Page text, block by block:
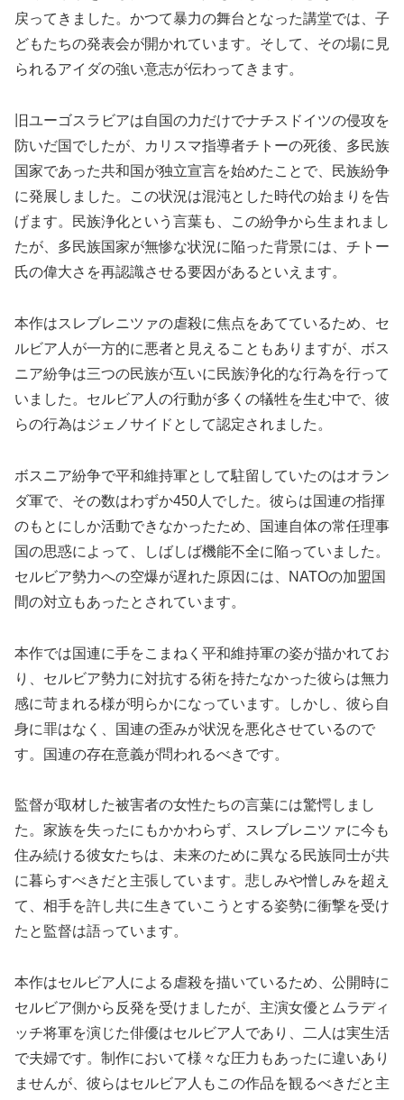
戻ってきました。かつて暴力の舞台となった講堂では、子
どもたちの発表会が開かれています。そして、その場に見
られるアイダの強い意志が伝わってきます。
旧ユーゴスラビアは自国の力だけでナチスドイツの侵攻を
防いだ国でしたが、カリスマ指導者チトーの死後、多民族
国家であった共和国が独立宣言を始めたことで、民族紛争
に発展しました。この状況は混沌とした時代の始まりを告
げます。民族浄化という言葉も、この紛争から生まれまし
たが、多民族国家が無惨な状況に陥った背景には、チトー
氏の偉大さを再認識させる要因があるといえます。
本作はスレブレニツァの虐殺に焦点をあてているため、セ
ルビア人が一方的に悪者と見えることもありますが、ボス
ニア紛争は三つの民族が互いに民族浄化的な行為を行って
いました。セルビア人の行動が多くの犠牲を生む中で、彼
らの行為はジェノサイドとして認定されました。
ボスニア紛争で平和維持軍として駐留していたのはオラン
ダ軍で、その数はわずか450人でした。彼らは国連の指揮
のもとにしか活動できなかったため、国連自体の常任理事
国の思惑によって、しばしば機能不全に陥っていました。
セルビア勢力への空爆が遅れた原因には、NATOの加盟国
間の対立もあったとされています。
本作では国連に手をこまねく平和維持軍の姿が描かれてお
り、セルビア勢力に対抗する術を持たなかった彼らは無力
感に苛まれる様が明らかになっています。しかし、彼ら自
身に罪はなく、国連の歪みが状況を悪化させているので
す。国連の存在意義が問われるべきです。
監督が取材した被害者の女性たちの言葉には驚愕しまし
た。家族を失ったにもかかわらず、スレブレニツァに今も
住み続ける彼女たちは、未来のために異なる民族同士が共
に暮らすべきだと主張しています。悲しみや憎しみを超え
て、相手を許し共に生きていこうとする姿勢に衝撃を受け
たと監督は語っています。
本作はセルビア人による虐殺を描いているため、公開時に
セルビア側から反発を受けましたが、主演女優とムラディ
ッチ将軍を演じた俳優はセルビア人であり、二人は実生活
で夫婦です。制作において様々な圧力もあったに違いあり
ませんが、彼らはセルビア人もこの作品を観るべきだと主